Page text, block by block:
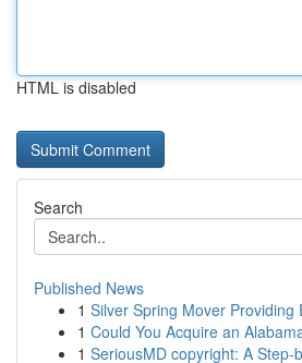
HTML is disabled
Search
Published News
1 Silver Spring Mover Providing
1 Could You Acquire an
1 SeriousMD copyright: A Step-